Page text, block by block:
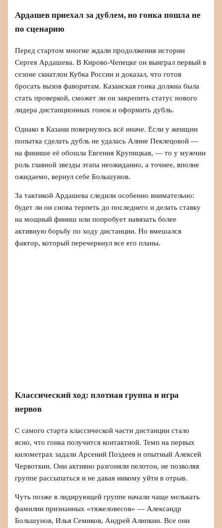
Ардашев приехал за дублем, но гонка пошла не
по сценарию
Перед стартом многие ждали продолжения истории
Сергея Ардашева. В Кирово-Чепецке он выиграл первый в
сезоне скиатлон Кубка России и доказал, что готов
бросать вызов фаворитам. Казанская гонка должна была
стать проверкой, сможет ли он закрепить статус нового
лидера дистанционных гонок и оформить дубль.
Однако в Казани повернулось всё иначе. Если у женщин
попытка сделать дубль не удалась Алине Пеклецовой —
на финише её обошла Евгения Крупицкая, — то у мужчин
роль главной звезды этапа неожиданно, а точнее, вполне
ожидаемо, вернул себе Большунов.
За тактикой Ардашева следили особенно внимательно:
будет ли он снова терпеть до последнего и делать ставку
на мощный финиш или попробует навязать более
активную борьбу по ходу дистанции. Но вмешался
фактор, который перечеркнул все его планы.
Классический ход: плотная группа и игра
нервов
С самого старта классической части дистанции стало
ясно, что гонка получится контактной. Темп на первых
километрах задали Арсений Поздеев и опытный Алексей
Червоткин. Они активно разгоняли пелотон, не позволяя
группе рассыпаться и не давая никому уйти в отрыв.
Чуть позже в лидирующей группе начали чаще мелькать
фамилии признанных «тяжеловесов» — Александр
Большунов, Илья Семиков, Андрей Алипкин. Все они